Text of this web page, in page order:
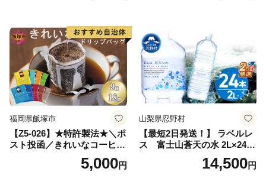
小分け お土産 お取り寄せ グ
ルメ 福岡 九州 福岡県 国産
日本 ふかむし茶 ふかむし 家
庭用 自宅用 ちゃ りょくちゃ
ふかむしちゃ 急須 甘み 川崎
町 送料無料
福岡県飯塚市
【Z5-026】★特許製法★＼ポ
スト投函／きれいなコーヒー
ドリップバッグ9種セット(18
袋)ゆうパケットでお届け！
5,000円
山梨県忍野村
【最短2日発送！】 ラベルレ
ス 富士山蒼天の水 2L×24本
（4ケース）※離島不可 天然
水 ミネラルウォーター 水 ペ
14,500円